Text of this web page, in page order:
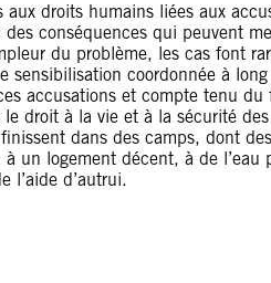
aux droits humains liées aux
des conséquences qui peuvent
du problème, les cas font
sensibilisation coordonnée à
accusations et compte tenu
droit à la vie et à la sécurité
dans des camps, dont
à un logement décent, à de
l’aide d’autrui.